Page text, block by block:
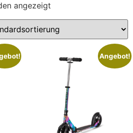
angezeigt
Angebot!